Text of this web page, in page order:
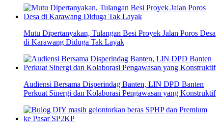
Mutu Dipertanyakan, Tulangan Besi Proyek Jalan Poros Desa
di Karawang Diduga Tak Layak
Audiensi Bersama Disperindag Banten, LIN DPD Banten
Perkuat Sinergi dan Kolaborasi Pengawasan yang Konstruktif